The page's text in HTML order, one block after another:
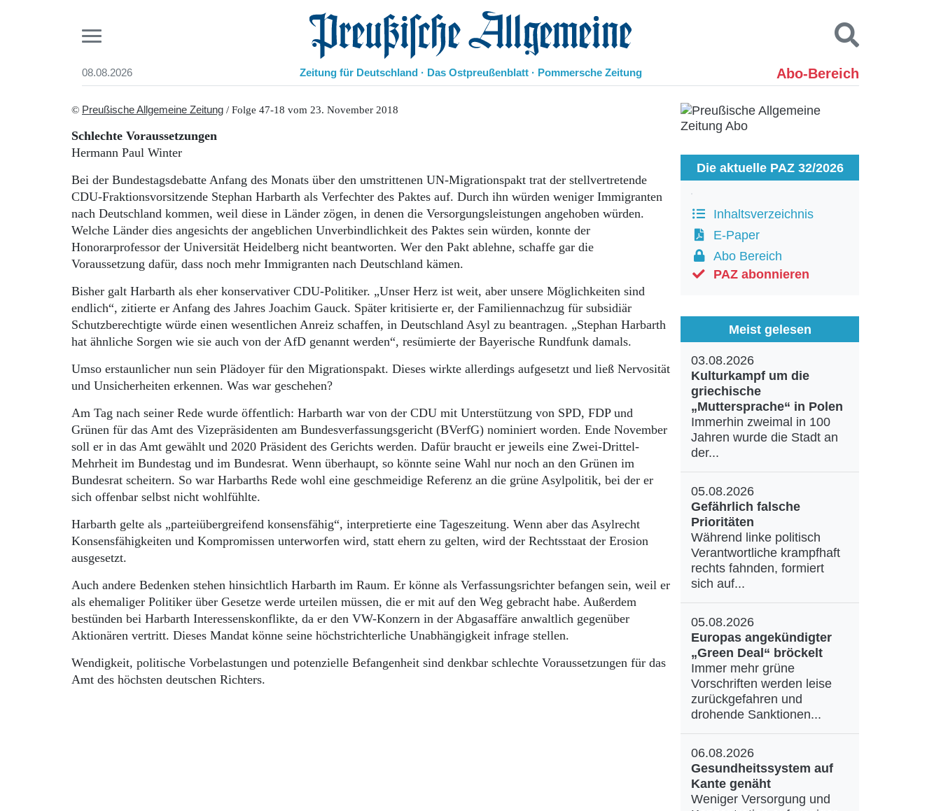
08.08.2026 Preußische Allgemeine Zeitung
Zeitung für Deutschland · Das Ostpreußenblatt · Pommersche Zeitung Abo-Bereich
Start
Aktuelle Ausgabe
Abonnenten-Login
Abonnent werden
Abo Prämien
Archiv
Mediadaten
Gesellschaft
Leben
Geschichte
Ostpreußen
Pommern
Berlin-Brandenburg
Schlesien
Bücher
Kontakt
Suchen und finden
© Preußische Allgemeine Zeitung / Folge 47-18 vom 23. November 2018
Schlechte Voraussetzungen
Hermann Paul Winter
Bei der Bundestagsdebatte Anfang des Monats über den umstrittenen UN-Migrationspakt trat der stellvertretende
CDU-Fraktionsvorsitzende Stephan Harbarth als Verfechter des Paktes auf. Durch ihn würden weniger Immigranten
nach Deutschland kommen, weil diese in Länder zögen, in denen die Versorgungsleistungen angehoben würden.
Welche Länder dies angesichts der angeblichen Unverbindlichkeit des Paktes sein würden, konnte der
Honorarprofessor der Universität Heidelberg nicht beantworten. Wer den Pakt ablehne, schaffe gar die
Voraussetzung dafür, dass noch mehr Immigranten nach Deutschland kämen.
Bisher galt Harbarth als eher konservativer CDU-Politiker. „Unser Herz ist weit, aber unsere Möglichkeiten sind
endlich“, zitierte er Anfang des Jahres Joachim Gauck. Später kritisierte er, der Familiennachzug für subsidiär
Schutzberechtigte würde einen wesentlichen Anreiz schaffen, in Deutschland Asyl zu beantragen. „Stephan Harbarth
hat ähnliche Sorgen wie sie auch von der AfD genannt werden“, resümierte der Bayerische Rundfunk damals.
Umso erstaunlicher nun sein Plädoyer für den Migrationspakt. Dieses wirkte allerdings aufgesetzt und ließ Nervosität
und Unsicherheiten erkennen. Was war geschehen?
Am Tag nach seiner Rede wurde öffentlich: Harbarth war von der CDU mit Unterstützung von SPD, FDP und
Grünen für das Amt des Vizepräsidenten am Bundesverfassungsgericht (BVerfG) nominiert worden. Ende November
soll er in das Amt gewählt und 2020 Präsident des Gerichts werden. Dafür braucht er jeweils eine Zwei-Drittel-
Mehrheit im Bundestag und im Bundesrat. Wenn überhaupt, so könnte seine Wahl nur noch an den Grünen im
Bundesrat scheitern. So war Harbarths Rede wohl eine geschmeidige Referenz an die grüne Asylpolitik, bei der er
sich offenbar selbst nicht wohlfühlte.
Harbarth gelte als „parteiübergreifend konsensfähig“, interpretierte eine Tageszeitung. Wenn aber das Asylrecht
Konsensfähigkeiten und Kompromissen unterworfen wird, statt ehern zu gelten, wird der Rechtsstaat der Erosion
ausgesetzt.
Auch andere Bedenken stehen hinsichtlich Harbarth im Raum. Er könne als Verfassungsrichter befangen sein, weil er
als ehemaliger Politiker über Gesetze werde urteilen müssen, die er mit auf den Weg gebracht habe. Außerdem
bestünden bei Harbarth Interessenskonflikte, da er den VW-Konzern in der Abgasaffäre anwaltlich gegenüber
Aktionären vertritt. Dieses Mandat könne seine höchstrichterliche Unabhängigkeit infrage stellen.
Wendigkeit, politische Vorbelastungen und potenzielle Befangenheit sind denkbar schlechte Voraussetzungen für das
Amt des höchsten deutschen Richters.
Die aktuelle PAZ 32/2026
Inhaltsverzeichnis
E-Paper
Abo Bereich
PAZ abonnieren
Meist gelesen
03.08.2026
Kulturkampf um die
griechische
„Muttersprache“ in Polen
Immerhin zweimal in 100
Jahren wurde die Stadt an
der...
05.08.2026
Gefährlich falsche
Prioritäten
Während linke politisch
Verantwortliche krampfhaft
rechts fahnden, formiert
sich auf...
05.08.2026
Europas angekündigter
„Green Deal“ bröckelt
Immer mehr grüne
Vorschriften werden leise
zurückgefahren und
drohende Sanktionen...
06.08.2026
Gesundheitssystem auf
Kante genäht
Weniger Versorgung und